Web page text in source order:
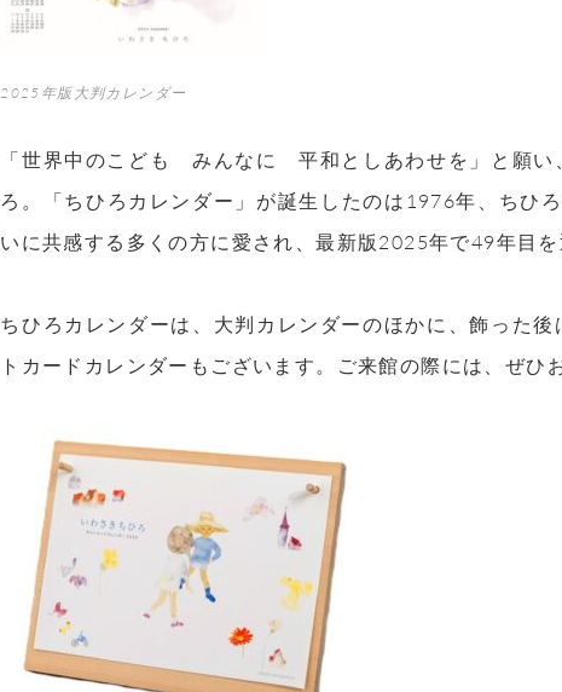
2025年版大判カレンダー
「世界中のこども みんなに 平和としあわせを」と願い
ろ。「ちひろカレンダー」が誕生したのは1976年、ちひ
いに共感する多くの方に愛され、最新版2025年で49年目を
ちひろカレンダーは、大判カレンダーのほかに、飾った
トカードカレンダーもございます。ご来館の際には、ぜひ